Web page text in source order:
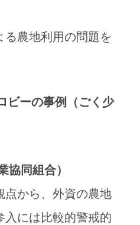
る農地利用の問題を
ビーの事例（ごく少
協同組合）
点から、外資の農地
入には比較的警戒的